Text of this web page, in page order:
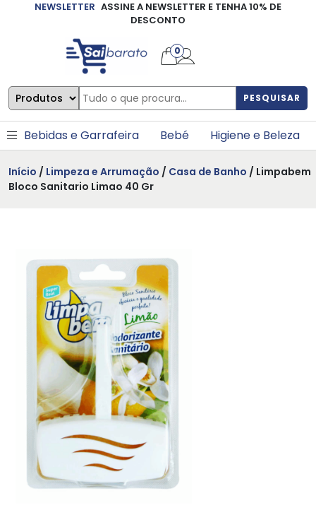
NEWSLETTER ASSINE A NEWSLETTER E TENHA 10% DE
DESCONTO
PESQUISAR
0
Bebidas e Garrafeira Bebé Higiene e Beleza
Início / Limpeza e Arrumação / Casa de Banho / Limpabem
Bloco Sanitario Limao 40 Gr